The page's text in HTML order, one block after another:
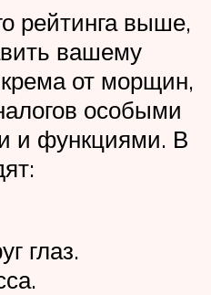
рейтинга выше,
вашему
от морщин,
особыми
и функциями. В
глаз.